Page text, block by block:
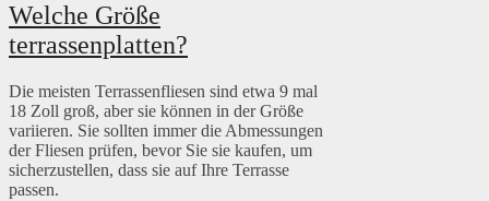
Welche Größe
terrassenplatten?
Die meisten Terrassenfliesen sind etwa 9 mal
18 Zoll groß, aber sie können in der Größe
variieren. Sie sollten immer die Abmessungen
der Fliesen prüfen, bevor Sie sie kaufen, um
sicherzustellen, dass sie auf Ihre Terrasse
passen.